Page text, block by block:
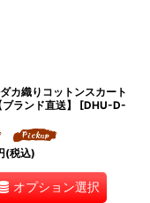
カ織りコットンスカート
ランド直送】
[DHU-D-
(税込)
オプション選択